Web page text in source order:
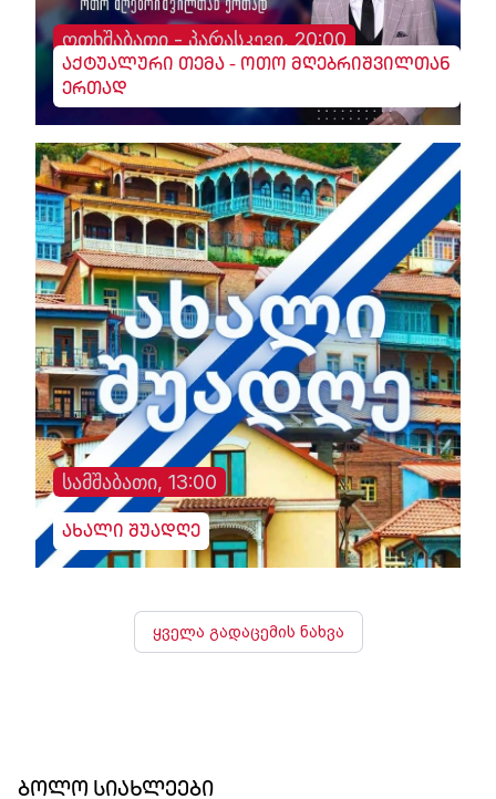
ოთხშაბათი - პარასკევი, 20:00
აქტუალური თემა - ოთო მღებრიშვილთან
ერთად
სამშაბათი, 13:00
ახალი შუადღე
ყველა გადაცემის ნახვა
ბოლო სიახლეები